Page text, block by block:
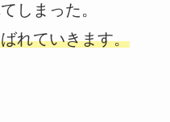
しまった。
れていきます。